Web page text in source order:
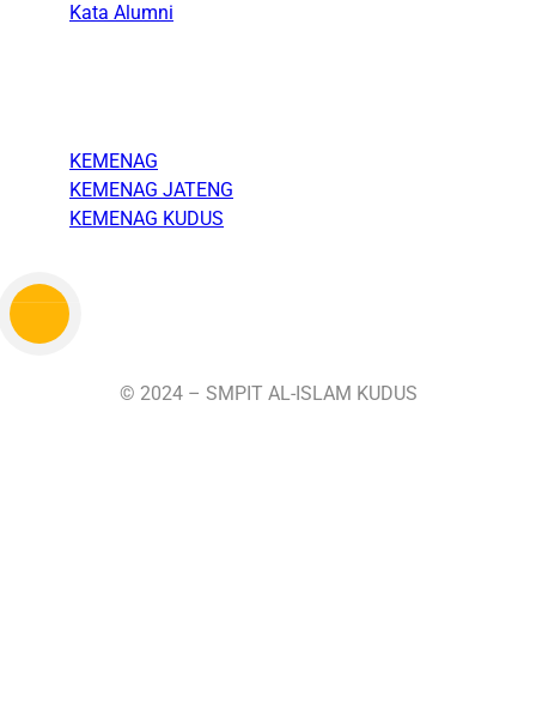
Kata Alumni
KEMENAG
KEMENAG JATENG
KEMENAG KUDUS
© 2024 – SMPIT AL-ISLAM KUDUS